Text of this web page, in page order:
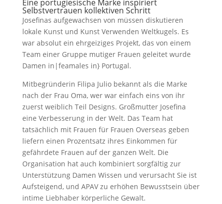
Eine portugiesische Marke inspiriert
Selbstvertrauen kollektiven Schritt
Josefinas aufgewachsen von müssen diskutieren
lokale Kunst und Kunst Verwenden Weltkugels. Es
war absolut ein ehrgeiziges Projekt, das von einem
Team einer Gruppe mutiger Frauen geleitet wurde
Damen in|feamales in} Portugal.
Mitbegründerin Filipa Julio bekannt als die Marke
nach der Frau Oma, wer war einfach eins von ihr
zuerst weiblich Teil Designs. Großmutter Josefina
eine Verbesserung in der Welt. Das Team hat
tatsächlich mit Frauen für Frauen Overseas geben
liefern einen Prozentsatz ihres Einkommen für
gefährdete Frauen auf der ganzen Welt. Die
Organisation hat auch kombiniert sorgfältig zur
Unterstützung Damen Wissen und verursacht Sie ist
Aufsteigend, und APAV zu erhöhen Bewusstsein über
intime Liebhaber körperliche Gewalt.